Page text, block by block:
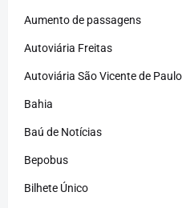
Aumento de passagens
Autoviária Freitas
Autoviária São Vicente de Paulo
Bahia
Baú de Notícias
Bepobus
Bilhete Único